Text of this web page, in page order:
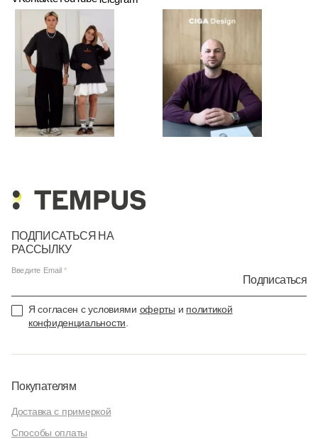
ПОДПИСАТЬСЯ НА
РАССЫЛКУ
Введите Email
Подписаться
Я согласен с условиями оферты и политикой
конфиденциальности
Покупателям
Доставка с примеркой
Способы оплаты